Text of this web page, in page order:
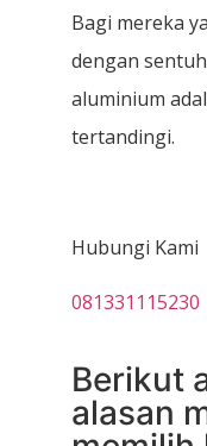
Bagi mereka
dengan
aluminium
tertandingi.
Hubungi Kami
081331115230
Berikut
alasan